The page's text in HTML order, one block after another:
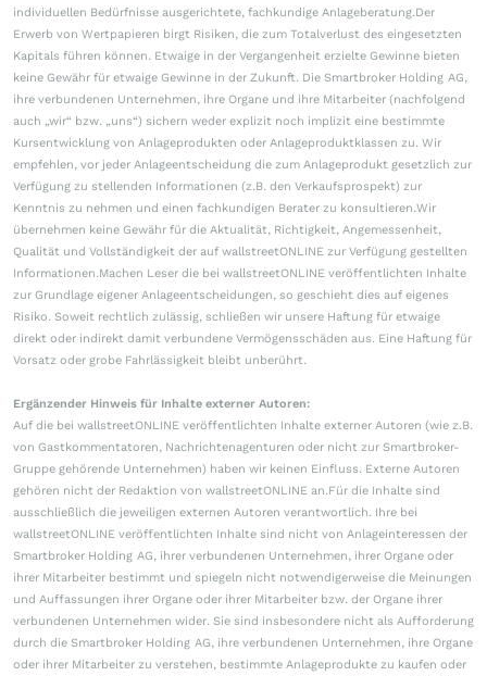
individuellen Bedürfnisse ausgerichtete, fachkundige Anlageberatung.Der
Erwerb von Wertpapieren birgt Risiken, die zum Totalverlust des eingesetzten
Kapitals führen können. Etwaige in der Vergangenheit erzielte Gewinne bieten
keine Gewähr für etwaige Gewinne in der Zukunft. Die Smartbroker Holding AG,
ihre verbundenen Unternehmen, ihre Organe und ihre Mitarbeiter (nachfolgend
auch „wir“ bzw. „uns“) sichern weder explizit noch implizit eine bestimmte
Kursentwicklung von Anlageprodukten oder Anlageproduktklassen zu. Wir
empfehlen, vor jeder Anlageentscheidung die zum Anlageprodukt gesetzlich zur
Verfügung zu stellenden Informationen (z.B. den Verkaufsprospekt) zur
Kenntnis zu nehmen und einen fachkundigen Berater zu konsultieren.Wir
übernehmen keine Gewähr für die Aktualität, Richtigkeit, Angemessenheit,
Qualität und Vollständigkeit der auf wallstreetONLINE zur Verfügung gestellten
Informationen.Machen Leser die bei wallstreetONLINE veröffentlichten Inhalte
zur Grundlage eigener Anlageentscheidungen, so geschieht dies auf eigenes
Risiko. Soweit rechtlich zulässig, schließen wir unsere Haftung für etwaige
direkt oder indirekt damit verbundene Vermögensschäden aus. Eine Haftung für
Vorsatz oder grobe Fahrlässigkeit bleibt unberührt.
Ergänzender Hinweis für Inhalte externer Autoren:
Auf die bei wallstreetONLINE veröffentlichten Inhalte externer Autoren (wie z.B.
von Gastkommentatoren, Nachrichtenagenturen oder nicht zur Smartbroker-
Gruppe gehörende Unternehmen) haben wir keinen Einfluss. Externe Autoren
gehören nicht der Redaktion von wallstreetONLINE an.Für die Inhalte sind
ausschließlich die jeweiligen externen Autoren verantwortlich. Ihre bei
wallstreetONLINE veröffentlichten Inhalte sind nicht von Anlageinteressen der
Smartbroker Holding AG, ihrer verbundenen Unternehmen, ihrer Organe oder
ihrer Mitarbeiter bestimmt und spiegeln nicht notwendigerweise die Meinungen
und Auffassungen ihrer Organe oder ihrer Mitarbeiter bzw. der Organe ihrer
verbundenen Unternehmen wider. Sie sind insbesondere nicht als Aufforderung
durch die Smartbroker Holding AG, ihre verbundenen Unternehmen, ihre Organe
oder ihrer Mitarbeiter zu verstehen, bestimmte Anlageprodukte zu kaufen oder